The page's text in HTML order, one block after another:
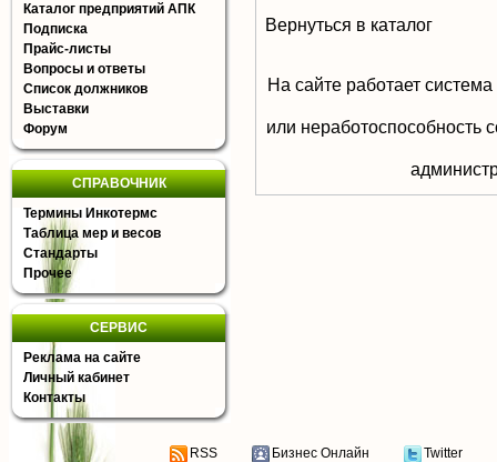
Каталог предприятий АПК
Подписка
Прайс-листы
Вопросы и ответы
Список должников
Выставки
Форум
СПРАВОЧНИК
Термины Инкотермс
Таблица мер и весов
Стандарты
Прочее
СЕРВИС
Реклама на сайте
Личный кабинет
Контакты
Вернуться в каталог
На сайте работает
или неработоспособность
RSS Бизнес Онлайн Twitter